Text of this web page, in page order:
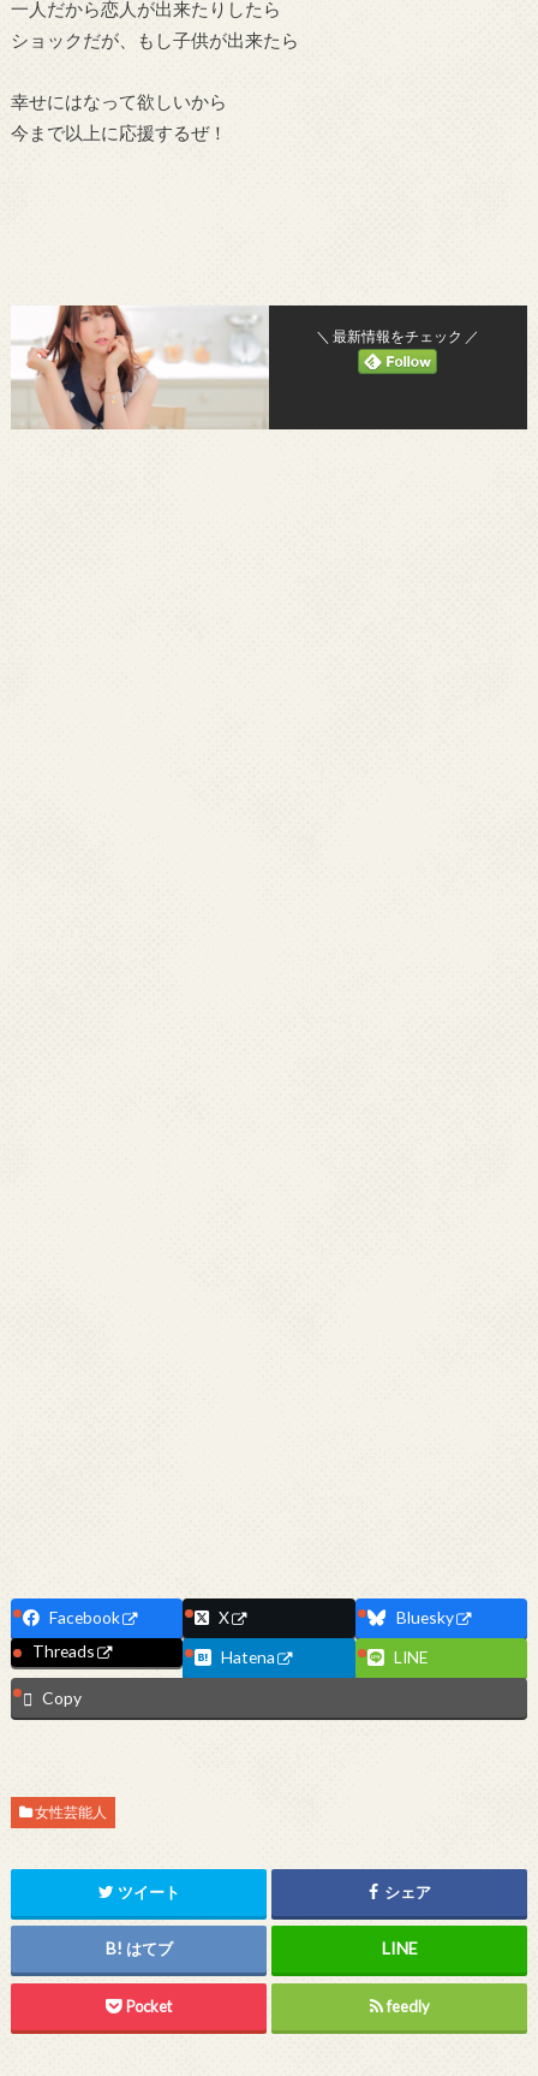
一人だから恋人が出来たりしたら
ショックだが、もし子供が出来たら
幸せにはなって欲しいから
今まで以上に応援するぜ！
＼ 最新情報をチェック ／
Facebook X
Bluesky
Threads
Hatena
LINE
Copy
女性芸能人
ツイート シェア
はてブ
Pocket feedly